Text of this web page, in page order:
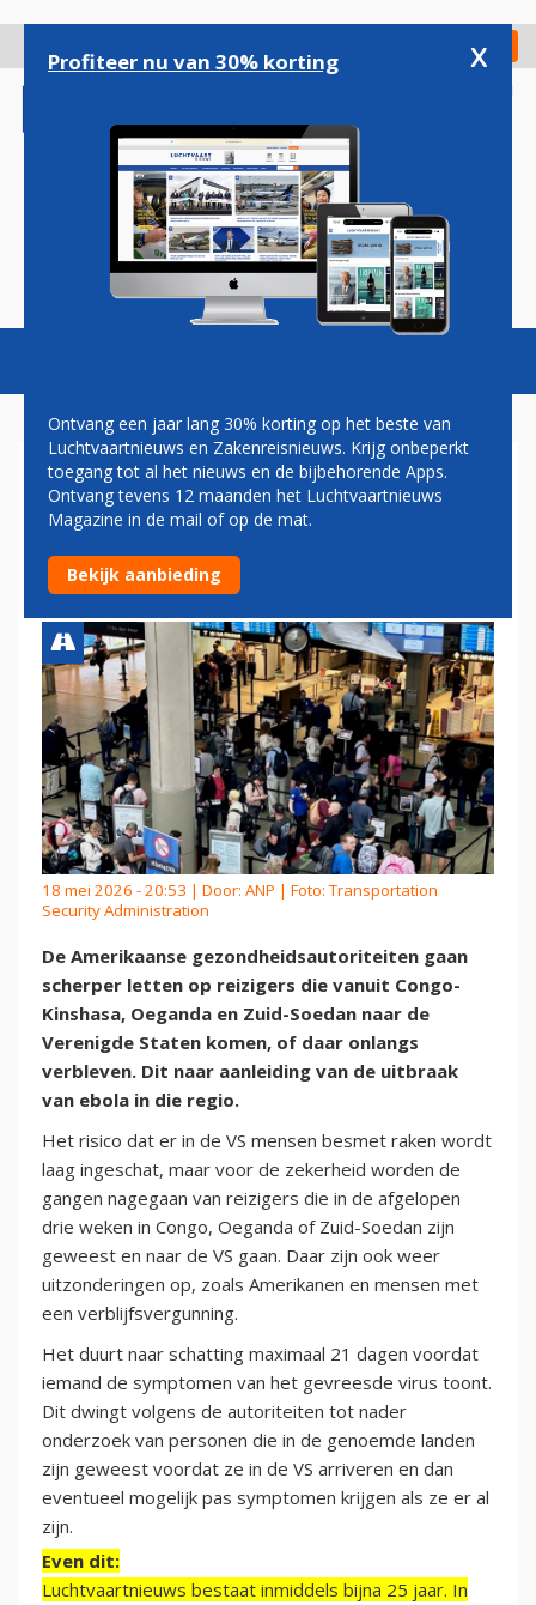
gaan
Check in
Magazine Podcasts Vacatures
VS VERSCHERPT CONTROLE
OP REIZIGERS UIT AFRIKA OM
EBOLA
18 mei 2026 - 20:53 | Door: ANP | Foto: Transportation
Security Administration
De Amerikaanse gezondheidsautoriteiten gaan
scherper letten op reizigers die vanuit Congo-
Kinshasa, Oeganda en Zuid-Soedan naar de
Verenigde Staten komen, of daar onlangs
verbleven. Dit naar aanleiding van de uitbraak
van ebola in die regio.
Het risico dat er in de VS mensen besmet raken wordt
laag ingeschat, maar voor de zekerheid worden de
gangen nagegaan van reizigers die in de afgelopen
drie weken in Congo, Oeganda of Zuid-Soedan zijn
geweest en naar de VS gaan. Daar zijn ook weer
uitzonderingen op, zoals Amerikanen en mensen met
een verblijfsvergunning.
Het duurt naar schatting maximaal 21 dagen voordat
iemand de symptomen van het gevreesde virus toont.
Dit dwingt volgens de autoriteiten tot nader
onderzoek van personen die in de genoemde landen
zijn geweest voordat ze in de VS arriveren en dan
eventueel mogelijk pas symptomen krijgen als ze er al
zijn.
Even dit:
Luchtvaartnieuws bestaat inmiddels bijna 25 jaar. In
Profiteer nu van 30% korting x
Ontvang een jaar lang 30% korting op het beste van
Luchtvaartnieuws en Zakenreisnieuws. Krijg onbeperkt
toegang tot al het nieuws en de bijbehorende Apps.
Ontvang tevens 12 maanden het Luchtvaartnieuws
Magazine in de mail of op de mat.
Bekijk aanbieding